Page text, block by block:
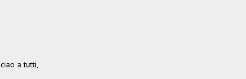
ciao a tutti,